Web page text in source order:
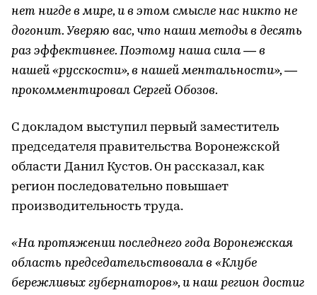
нет нигде в мире, и в этом смысле нас никто не
догонит. Уверяю вас, что наши методы в десять
раз эффективнее. Поэтому наша сила — в
нашей «русскости», в нашей ментальности», —
прокомментировал Сергей Обозов.
С докладом выступил первый заместитель
председателя правительства Воронежской
области Данил Кустов. Он рассказал, как
регион последовательно повышает
производительность труда.
«На протяжении последнего года Воронежская
область председательствовала в «Клубе
бережливых губернаторов», и наш регион достиг